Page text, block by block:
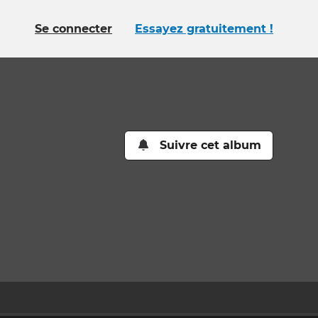
Se connecter Essayez gratuitement !
Suivre cet album